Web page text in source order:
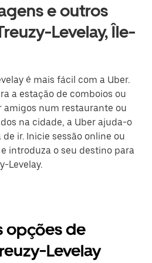
e outros
Levelay, Île-
é mais fácil com a Uber.
a estação de comboios ou
amigos num restaurante ou
na cidade, a Uber ajuda-o
ir. Inicie sessão online ou
introduza o seu destino para
Levelay.
opções de
Levelay